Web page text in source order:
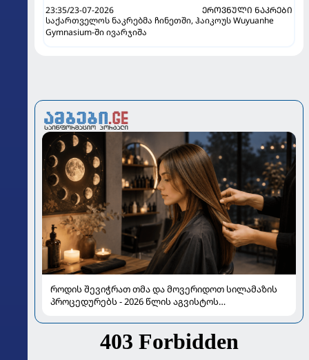
23:35/23-07-2026
ᲔᲠᲝᲕᲜᲣᲚᲘ ᲜᲐᲙᲠᲔᲑᲘ
საქართველოს ნაკრებმა ჩინეთში, ჰაიკოუს Wuyuanhe
Gymnasium-ში ივარჯიშა
როდის შევიჭრათ თმა და მოვერიდოთ სილამაზის
პროცედურებს - 2026 წლის აგვისტოს